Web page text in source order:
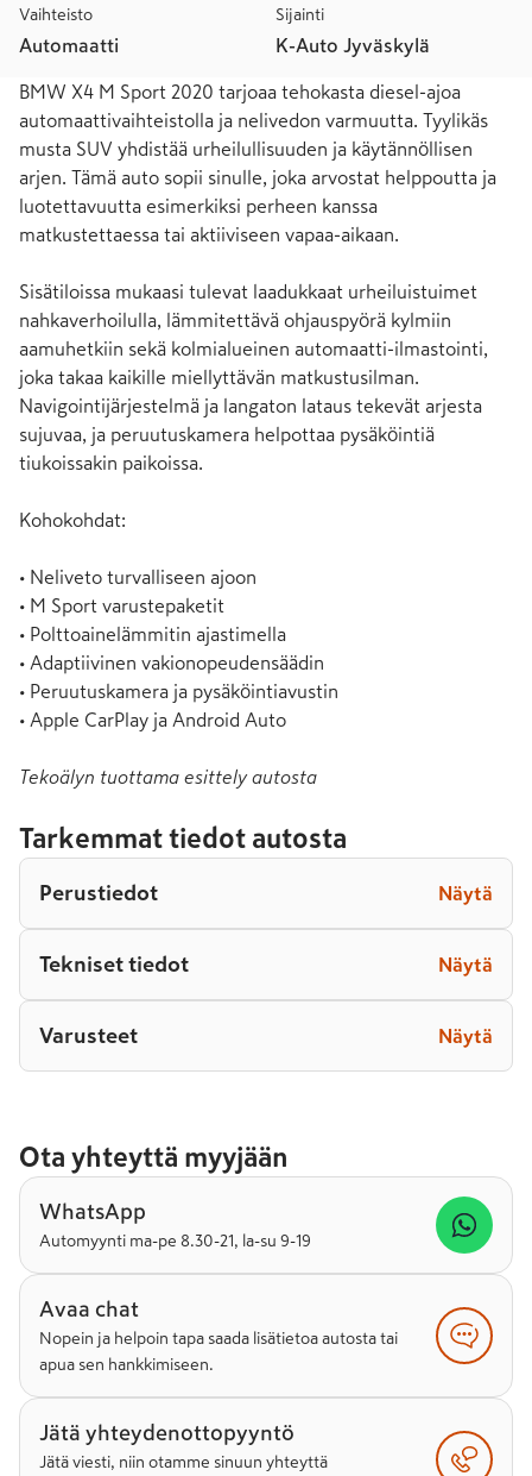
Vaihteisto
Automaatti
Sijainti
K-Auto Jyväskylä
BMW X4 M Sport 2020 tarjoaa tehokasta diesel-ajoa
automaattivaihteistolla ja nelivedon varmuutta. Tyylikäs
musta SUV yhdistää urheilullisuuden ja käytännöllisen
arjen. Tämä auto sopii sinulle, joka arvostat helppoutta ja
luotettavuutta esimerkiksi perheen kanssa
matkustettaessa tai aktiiviseen vapaa-aikaan.
Sisätiloissa mukaasi tulevat laadukkaat urheiluistuimet
nahkaverhoilulla, lämmitettävä ohjauspyörä kylmiin
aamuhetkiin sekä kolmialueinen automaatti-ilmastointi,
joka takaa kaikille miellyttävän matkustusilman.
Navigointijärjestelmä ja langaton lataus tekevät arjesta
sujuvaa, ja peruutuskamera helpottaa pysäköintiä
tiukoissakin paikoissa.
Kohokohdat:
• Neliveto turvalliseen ajoon
• M Sport varustepaketit
• Polttoainelämmitin ajastimella
• Adaptiivinen vakionopeudensäädin
• Peruutuskamera ja pysäköintiavustin
• Apple CarPlay ja Android Auto
Tekoälyn tuottama esittely autosta
Tarkemmat tiedot autosta
Perustiedot Näytä
Tekniset tiedot Näytä
Varusteet Näytä
Ota yhteyttä myyjään
WhatsApp
Automyynti ma-pe 8.30-21, la-su 9-19
Avaa chat
Nopein ja helpoin tapa saada lisätietoa autosta tai
apua sen hankkimiseen.
Jätä yhteydenottopyyntö
Jätä viesti, niin otamme sinuun yhteyttä